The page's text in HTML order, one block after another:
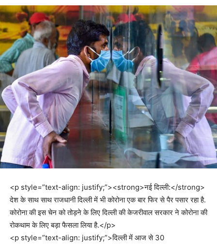
<p style=”text-align: justify;”><strong>नई दिल्ली:</strong>
देश के साथ साथ राजधानी दिल्ली में भी कोरोना एक बार फिर से पैर पसार रहा है.
कोरोना की इस चेन को तोड़ने के लिए दिल्ली की केजरीवाल सरकार ने कोरोना की
रोकथाम के लिए बड़ा फैसला लिया है.</p>
<p style=”text-align: justify;”>दिल्ली में आज से 30